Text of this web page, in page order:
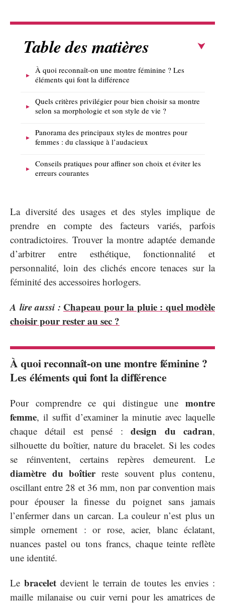
Table des matières
À quoi reconnaît-on une montre féminine ? Les
éléments qui font la différence
Quels critères privilégier pour bien choisir sa montre
selon sa morphologie et son style de vie ?
Panorama des principaux styles de montres pour
femmes : du classique à l’audacieux
Conseils pratiques pour affiner son choix et éviter les
erreurs courantes
La diversité des usages et des styles implique de
prendre en compte des facteurs variés, parfois
contradictoires. Trouver la montre adaptée demande
d’arbitrer entre esthétique, fonctionnalité et
personnalité, loin des clichés encore tenaces sur la
féminité des accessoires horlogers.
A lire aussi : Chapeau pour la pluie : quel modèle
choisir pour rester au sec ?
À quoi reconnaît-on une montre féminine ?
Les éléments qui font la différence
Pour comprendre ce qui distingue une montre
femme, il suffit d’examiner la minutie avec laquelle
chaque détail est pensé :design du cadran,
silhouette du boîtier, nature du bracelet. Si les codes
se réinventent, certains repères demeurent. Le
diamètre du boîtierreste souvent plus contenu,
oscillant entre 28 et 36 mm, non par convention mais
pour épouser la finesse du poignet sans jamais
l’enfermer dans un carcan. La couleur n’est plus un
simple ornement : or rose, acier, blanc éclatant,
nuances pastel ou tons francs, chaque teinte reflète
une identité.
Le bracelet devient le terrain de toutes les envies :
maille milanaise ou cuir verni pour les amatrices de